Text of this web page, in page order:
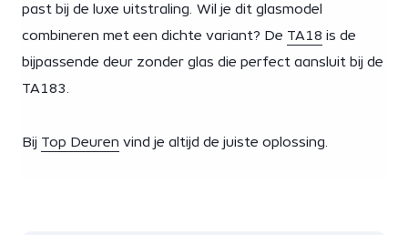
past bij de luxe uitstraling. Wil je dit glasmodel
combineren met een dichte variant? De TA18 is de
bijpassende deur zonder glas die perfect aansluit bij de
TA183.
Bij Top Deuren vind je altijd de juiste oplossing.